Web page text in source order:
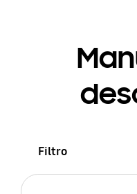
Filtro